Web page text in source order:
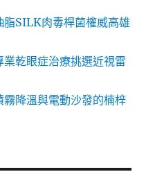
SILK肉毒桿菌權威高雄
乾眼症治療挑選近視雷
降溫與電動沙發的楠梓